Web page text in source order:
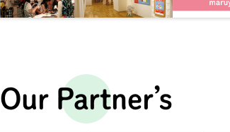
Our Partner’s